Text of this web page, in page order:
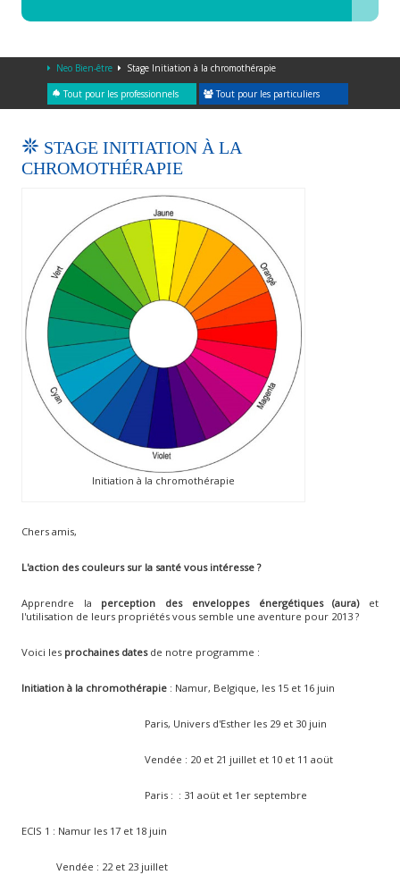
Neo Bien-être Stage Initiation à la chromothérapie
Tout pour les professionnels Tout pour les particuliers
STAGE INITIATION À LA
CHROMOTHÉRAPIE
Initiation à la chromothérapie
Chers amis,
L'action des couleurs sur la santé vous intéresse ?
Apprendre la perception des enveloppes énergétiques (aura) et
l'utilisation de leurs propriétés vous semble une aventure pour 2013 ?
Voici les prochaines datesde notre programme :
Initiation à la chromothérapie : Namur, Belgique, les 15 et 16 juin
Paris, Univers d'Esther les 29 et 30 juin
Vendée : 20 et 21 juillet et 10 et 11 aoüt
Paris : : 31 aoüt et 1er septembre
ECIS 1 : Namur les 17 et 18 juin
Vendée : 22 et 23 juillet